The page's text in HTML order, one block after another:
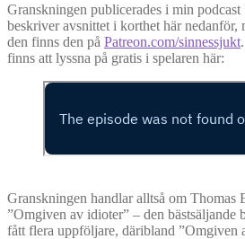
Granskningen publicerades i min podcast
beskriver avsnittet i korthet här nedanför,
den finns den på Patreon.com/sinnessjukt
finns att lyssna på gratis i spelaren här:
Granskningen handlar alltså om Thomas
”Omgiven av idioter” – den bästsäljande
fått flera uppföljare, däribland ”Omgiven